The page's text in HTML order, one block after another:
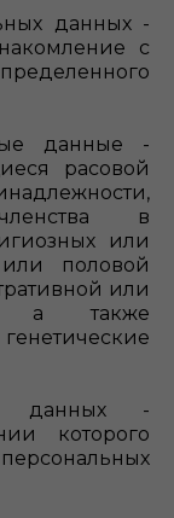
данных -
с
данные -
расовой
в
или
половой
или
а также
данных -
которого